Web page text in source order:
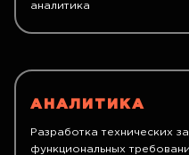
аналитика
АНАЛИТИКА
Разработка технических
функциональных